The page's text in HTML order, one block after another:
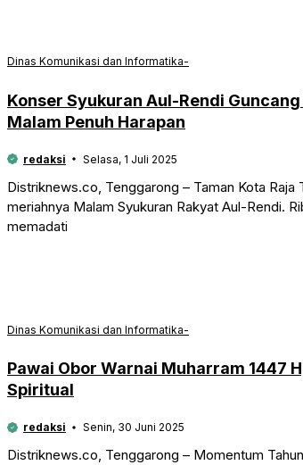
Dinas Komunikasi dan Informatika-
Konser Syukuran Aul-Rendi
Malam Penuh Harapan
redaksi Selasa, 1 Juli 2025
Distriknews.co, Tenggarong – Taman Kota
meriahnya Malam Syukuran Rakyat Aul-Rendi.
memadati
Dinas Komunikasi dan Informatika-
Pawai Obor Warnai Muharram 1447
Spiritual
redaksi Senin, 30 Juni 2025
Distriknews.co, Tenggarong – Momentum